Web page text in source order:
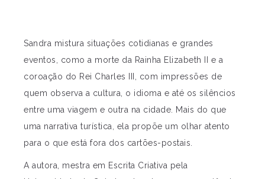
Sandra mistura situações cotidianas e grandes
eventos, como a morte da Rainha Elizabeth II e a
coroação do Rei Charles III, com impressões de
quem observa a cultura, o idioma e até os silêncios
entre uma viagem e outra na cidade. Mais do que
uma narrativa turística, ela propõe um olhar atento
para o que está fora dos cartões-postais.
A autora, mestra em Escrita Criativa pela